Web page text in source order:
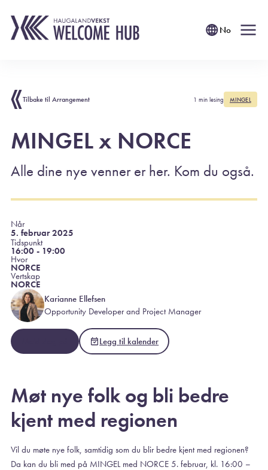
No
Tilbake til Arrangement 1 min lesing MINGEL
MINGEL x NORCE
Alle dine nye venner er her. Kom du også.
Når
5. februar 2025
Tidspunkt
16:00 - 19:00
Hvor
NORCE
Vertskap
NORCE
Karianne Ellefsen
Opportunity Developer and Project Manager
Legg til kalender
Møt nye folk og bli bedre
kjent med regionen
Vil du møte nye folk, samtidig som du blir bedre kjent med regionen?
Da kan du bli med på MINGEL med NORCE 5. februar, kl. 16:00 –